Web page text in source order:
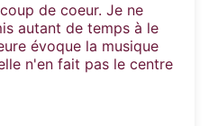
de coeur. Je ne
autant de temps à le
évoque la musique
n'en fait pas le centre